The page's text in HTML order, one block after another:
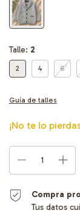
Talle: 2
2 4 6
Guía de talles
¡No te lo
Compra
Tus datos